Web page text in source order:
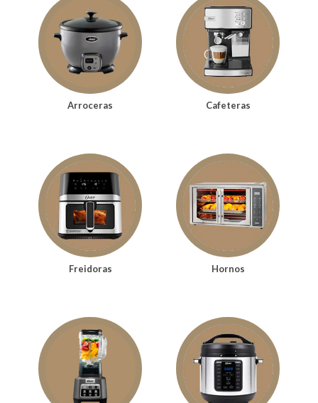
Arroceras Cafeteras
Freidoras Hornos